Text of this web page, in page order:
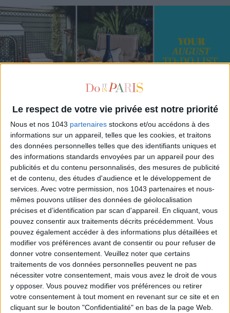
Le respect de votre vie privée est notre priorité
Nous et nos 1043 partenaires stockons et/ou accédons à des
informations sur un appareil, telles que les cookies, et traitons
des données personnelles telles que des identifiants uniques et
des informations standards envoyées par un appareil pour des
publicités et du contenu personnalisés, des mesures de publicité
et de contenu, des études d'audience et le développement de
services. Avec votre permission, nos 1043 partenaires et nous-
mêmes pouvons utiliser des données de géolocalisation
précises et d’identification par scan d'appareil. En cliquant, vous
pouvez consentir aux traitements décrits précédemment. Vous
pouvez également accéder à des informations plus détaillées et
modifier vos préférences avant de consentir ou pour refuser de
donner votre consentement. Veuillez noter que certains
traitements de vos données personnelles peuvent ne pas
nécessiter votre consentement, mais vous avez le droit de vous
y opposer. Vous pouvez modifier vos préférences ou retirer
votre consentement à tout moment en revenant sur ce site et en
cliquant sur le bouton "Confidentialité" en bas de la page Web.
15 IDEAS FOR ENJOYING AUGUST IN PARIS
SPF 50 SUNSCREENS YOU'LL ACTUALLY WANT TO SLATHER ON